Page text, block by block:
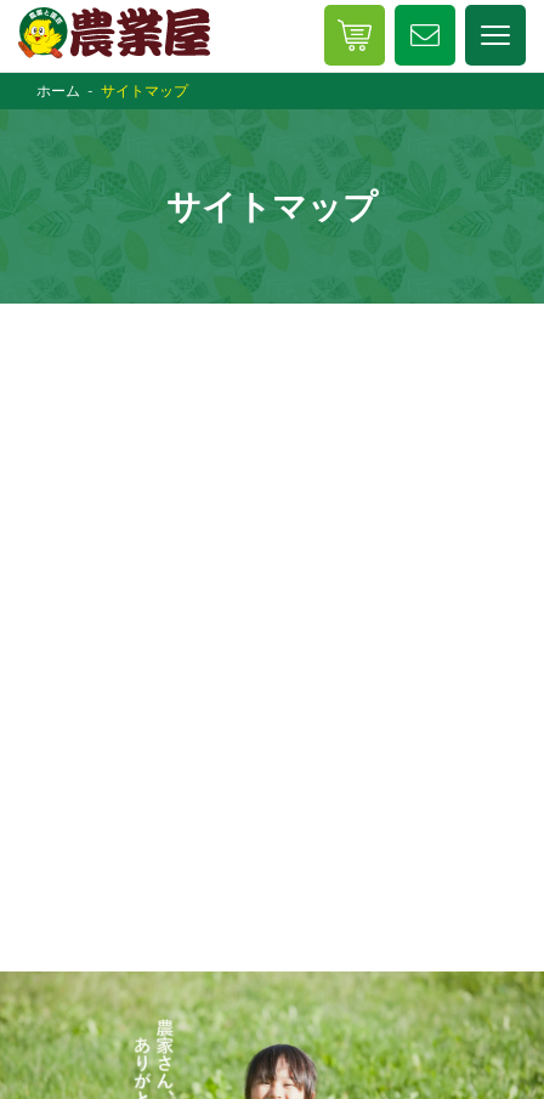
ホーム サイトマップ
サイトマップ